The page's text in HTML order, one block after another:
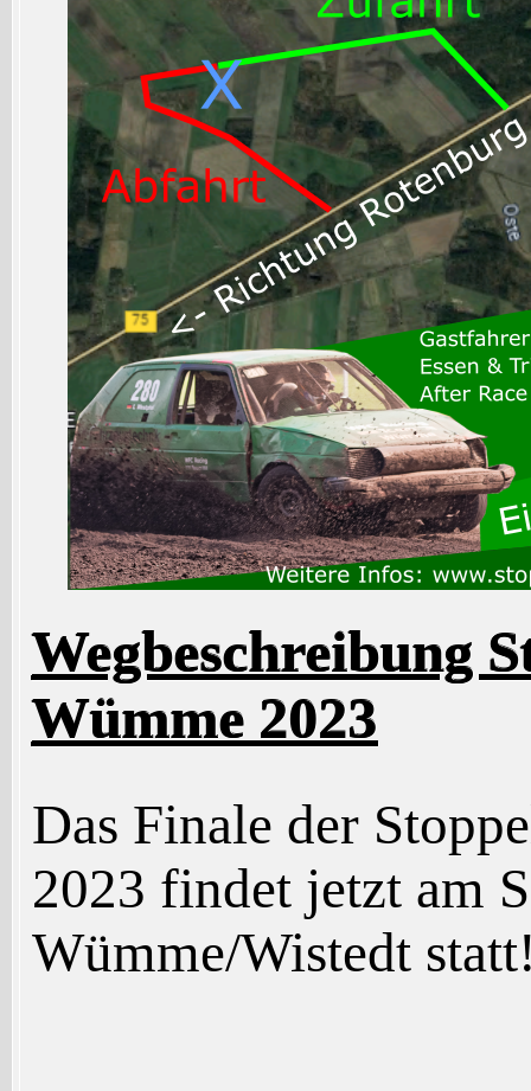
Wegbeschreibung
Wümme 2023
Das Finale der
2023 findet jetzt am
Wümme/Wistedt